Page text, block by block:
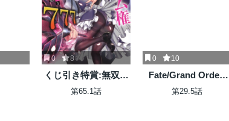
0 8
くじ引き特賞:無双ハ
ーレム権
第65.1話
0 10
Fate/Grand Order:
Epic of Remnant - 亜
第29.5話